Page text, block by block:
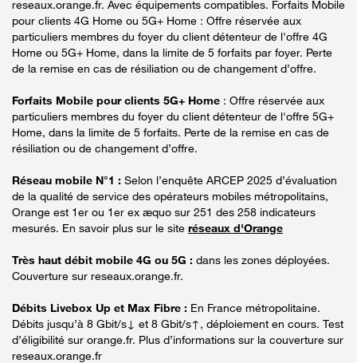
reseaux.orange.fr. Avec équipements compatibles. Forfaits Mobile
pour clients 4G Home ou 5G+ Home : Offre réservée aux
particuliers membres du foyer du client détenteur de l'offre 4G
Home ou 5G+ Home, dans la limite de 5 forfaits par foyer. Perte
de la remise en cas de résiliation ou de changement d’offre.
Forfaits Mobile pour clients 5G+ Home : Offre réservée aux
particuliers membres du foyer du client détenteur de l'offre 5G+
Home, dans la limite de 5 forfaits. Perte de la remise en cas de
résiliation ou de changement d’offre.
Réseau mobile N°1 : Selon l’enquête ARCEP 2025 d’évaluation
de la qualité de service des opérateurs mobiles métropolitains,
Orange est 1er ou 1er ex æquo sur 251 des 258 indicateurs
mesurés. En savoir plus sur le site réseaux d'Orange
Très haut débit mobile 4G ou 5G : dans les zones déployées.
Couverture sur reseaux.orange.fr.
Débits Livebox Up et Max Fibre : En France métropolitaine.
Débits jusqu’à 8 Gbit/s↓ et 8 Gbit/s↑, déploiement en cours. Test
d’éligibilité sur orange.fr. Plus d’informations sur la couverture sur
reseaux.orange.fr